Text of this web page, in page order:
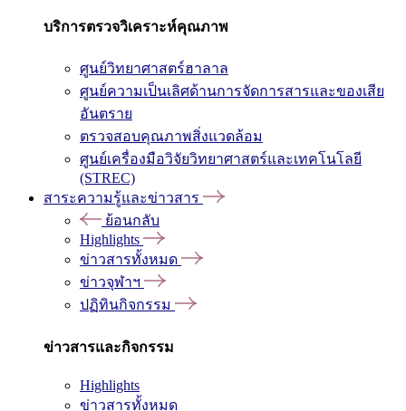
บริการตรวจวิเคราะห์คุณภาพ
ศูนย์วิทยาศาสตร์ฮาลาล
ศูนย์ความเป็นเลิศด้านการจัดการสารและของเสีย
อันตราย
ตรวจสอบคุณภาพสิ่งแวดล้อม
ศูนย์เครื่องมือวิจัยวิทยาศาสตร์และเทคโนโลยี
(STREC)
สาระความรู้และข่าวสาร
ย้อนกลับ
Highlights
ข่าวสารทั้งหมด
ข่าวจุฬาฯ
ปฏิทินกิจกรรม
ข่าวสารและกิจกรรม
Highlights
ข่าวสารทั้งหมด